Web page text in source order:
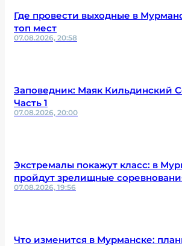
Где провести выходные в
топ мест
07.08.2026, 20:58
Заповедник: Маяк Кильдинский
Часть 1
07.08.2026, 20:00
Экстремалы покажут класс: в
пройдут зрелищные
07.08.2026, 19:56
Что изменится в Мурманске: